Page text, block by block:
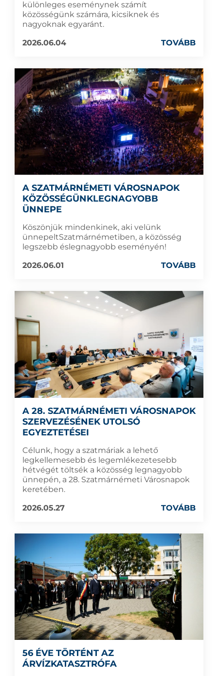
különleges eseménynek számít
közösségünk számára, kicsiknek és
nagyoknak egyaránt.
2026.06.04
TOVÁBB
A SZATMÁRNÉMETI VÁROSNAPOK
KÖZÖSSÉGÜNKLEGNAGYOBB
ÜNNEPE
Köszönjük mindenkinek, aki velünk
ünnepeltSzatmárnémetiben, a közösség
legszebb éslegnagyobb eseményén!
2026.06.01
TOVÁBB
A 28. SZATMÁRNÉMETI VÁROSNAPOK
SZERVEZÉSÉNEK UTOLSÓ
EGYEZTETÉSEI
Célunk, hogy a szatmáriak a lehető
legkellemesebb és legemlékezetesebb
hétvégét töltsék a közösség legnagyobb
ünnepén, a 28. Szatmárnémeti Városnapok
keretében.
2026.05.27
TOVÁBB
56 ÉVE TÖRTÉNT AZ
ÁRVÍZKATASZTRÓFA